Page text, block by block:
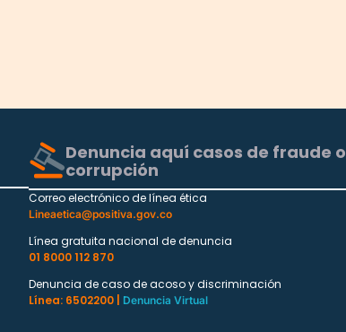
Denuncia aquí casos de fraude o
corrupción
Correo electrónico de línea ética
Lineaetica@positiva.gov.co
Línea gratuita nacional de denuncia
01 8000 112 870
Denuncia de caso de acoso y discriminación
Línea: 6502200 |
Denuncia Virtual